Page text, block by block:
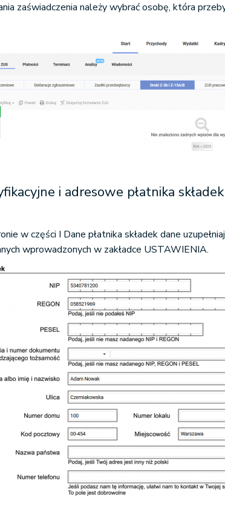
zaświadczenia należy wybrać osobę, która
i adresowe płatnika składek
w części I Dane płatnika składek dane
wprowadzonych w zakładce USTAWIENIA.